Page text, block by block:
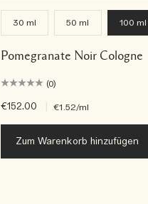
30 ml 50 ml 100 ml
Pomegranate Noir Cologne
(0)
€152.00 €1.52/ml
Zum Warenkorb hinzufügen